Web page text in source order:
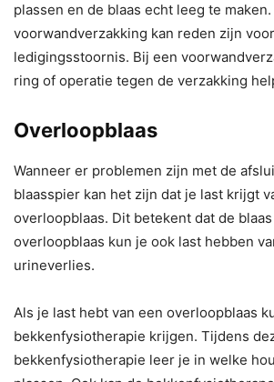
plassen en de blaas echt leeg te maken.
voorwandverzakking kan reden zijn
ledigingsstoornis. Bij een
ring of operatie tegen de verzakking
Overloopblaas
Wanneer er problemen zijn met de
blaasspier kan het zijn dat je last krijgt
overloopblaas. Dit betekent dat de
overloopblaas kun je ook last hebben
urineverlies.
Als je last hebt van een overloopblaas
bekkenfysiotherapie krijgen. Tijdens
bekkenfysiotherapie leer je in welke